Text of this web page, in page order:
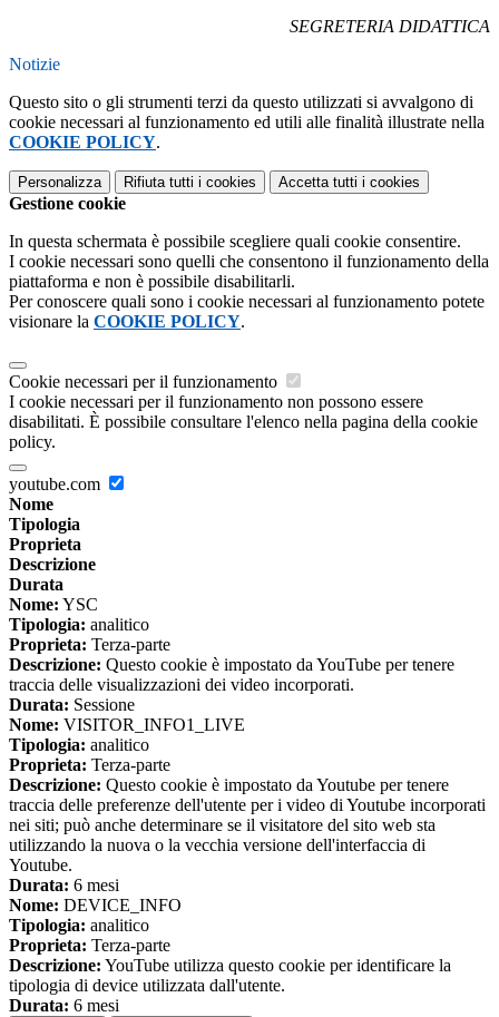
SEGRETERIA DIDATTICA
Notizie
Questo sito o gli strumenti terzi da questo utilizzati si avvalgono di
cookie necessari al funzionamento ed utili alle finalità illustrate nella
COOKIE POLICY.
Personalizza Rifiuta tutti i cookies Accetta tutti i cookies
Gestione cookie
In questa schermata è possibile scegliere quali cookie consentire.
I cookie necessari sono quelli che consentono il funzionamento della
piattaforma e non è possibile disabilitarli.
Per conoscere quali sono i cookie necessari al funzionamento potete
visionare la COOKIE POLICY.
Cookie necessari per il funzionamento
I cookie necessari per il funzionamento non possono essere
disabilitati. È possibile consultare l'elenco nella pagina della cookie
policy.
youtube.com
Nome
Tipologia
Proprieta
Descrizione
Durata
Nome: YSC
Tipologia: analitico
Proprieta: Terza-parte
Descrizione: Questo cookie è impostato da YouTube per tenere
traccia delle visualizzazioni dei video incorporati.
Durata: Sessione
Nome: VISITOR_INFO1_LIVE
Tipologia: analitico
Proprieta: Terza-parte
Descrizione: Questo cookie è impostato da Youtube per tenere
traccia delle preferenze dell'utente per i video di Youtube incorporati
nei siti; può anche determinare se il visitatore del sito web sta
utilizzando la nuova o la vecchia versione dell'interfaccia di
Youtube.
Durata: 6 mesi
Nome: DEVICE_INFO
Tipologia: analitico
Proprieta: Terza-parte
Descrizione: YouTube utilizza questo cookie per identificare la
tipologia di device utilizzata dall'utente.
Durata: 6 mesi